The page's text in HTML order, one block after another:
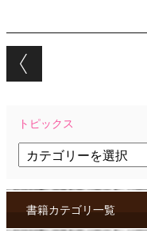
Post navigation
トピックス
ク
ス書籍カテゴリ一覧